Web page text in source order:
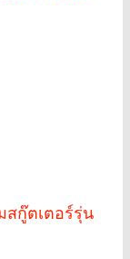
สกู๊ตเตอร์รุ่น